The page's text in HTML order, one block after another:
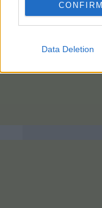
CONFIRM
Data Deletion